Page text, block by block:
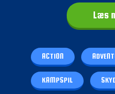
spillet 100%. Sving dig
special egenskaber.
Læs
ACTION
KAMPSPIL